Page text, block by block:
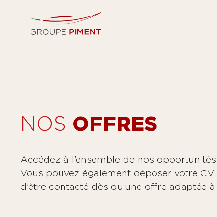
NOS OFFRES
Accédez à l’ensemble de nos
Vous pouvez également déposer votre
d’être contacté dès qu’une offre adaptée